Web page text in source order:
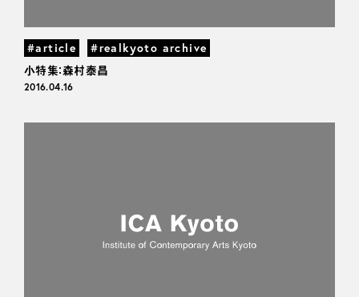
#article
#realkyoto archive
小特集：森村泰昌
2016.04.16